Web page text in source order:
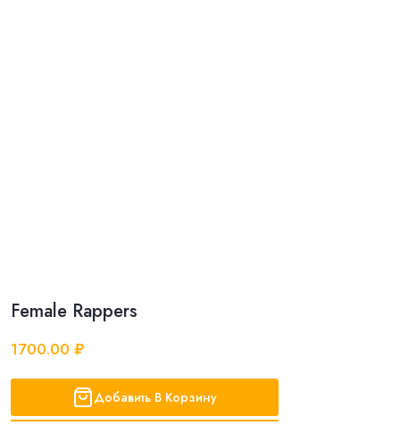
Female Rappers
1700.00 ₽
Добавить В Корзину